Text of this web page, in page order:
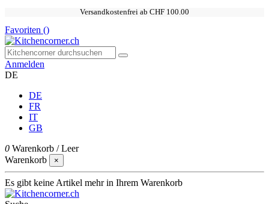
Versandkostenfrei ab CHF 100.00
Favoriten ()
Anmelden
DE
DE
FR
IT
GB
0 Warenkorb /Leer
Warenkorb
×
Es gibt keine Artikel mehr in Ihrem Warenkorb